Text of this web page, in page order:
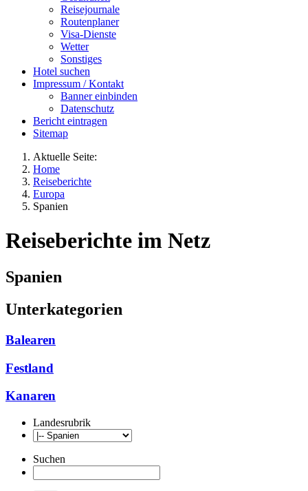
Reisejournale
Routenplaner
Visa-Dienste
Wetter
Sonstiges
Hotel suchen
Impressum / Kontakt
Banner einbinden
Datenschutz
Bericht eintragen
Sitemap
Aktuelle Seite:
Home
Reiseberichte
Europa
Spanien
Reiseberichte im Netz
Spanien
Unterkategorien
Balearen
Festland
Kanaren
Landesrubrik
Suchen